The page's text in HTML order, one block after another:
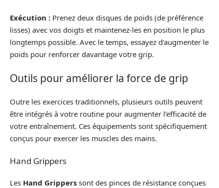
Exécution : Prenez deux disques de poids (de préférence
lisses) avec vos doigts et maintenez-les en position le plus
longtemps possible. Avec le temps, essayez d’augmenter le
poids pour renforcer davantage votre grip.
Outils pour améliorer la force de grip
Outre les exercices traditionnels, plusieurs outils peuvent
être intégrés à votre routine pour augmenter l’efficacité de
votre entraînement. Ces équipements sont spécifiquement
conçus pour exercer les muscles des mains.
Hand Grippers
Les Hand Grippers sont des pinces de résistance conçues